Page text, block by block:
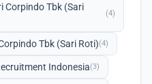
Corpindo Tbk (Sari
(4)
Tbk (Sari Roti)(4)
Indonesia(3)